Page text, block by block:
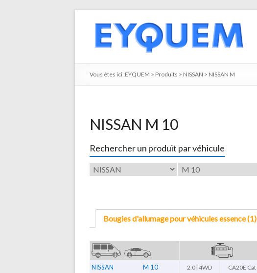
Vous êtes ici :EYQUEM > Produits > NISSAN > NISSAN M
NISSAN M 10
Rechercher un produit par véhicule
Bougies d'allumage pour véhicules essence (1)
NISSAN M 10 2.0 i 4WD CA20E Cat